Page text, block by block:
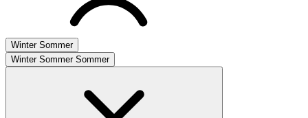
Winter Sommer
Winter Sommer Sommer